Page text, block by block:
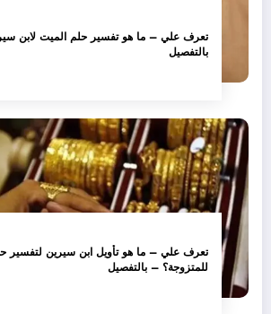
تعرف علي – ما هو تفسير حلم الميت لابن
بالتفصيل
تعرف علي – ما هو تأويل ابن سيرين لتفسير
للمتزوجة؟ – بالتفصيل